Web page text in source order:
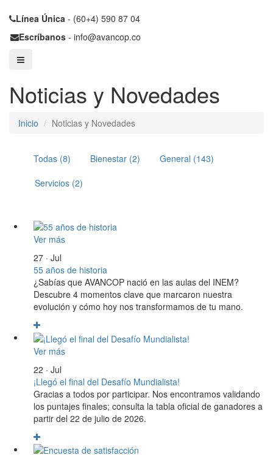
Línea Única - (60+4) 590 87 04
Escríbanos - info@avancop.co
Noticias y Novedades
Inicio Noticias y Novedades
Todas (8) Bienestar (2)
General (143)
Servicios (2)
Ver más
27 · Jul
55 años de historia
¿Sabías que AVANCOP nació en las aulas del INEM?
Descubre 4 momentos clave que marcaron nuestra
evolución y cómo hoy nos transformamos de tu mano.
Ver más
22 · Jul
¡Llegó el final del Desafío Mundialista!
Gracias a todos por participar. Nos encontramos validando
los puntajes finales; consulta la tabla oficial de ganadores a
partir del 22 de julio de 2026.